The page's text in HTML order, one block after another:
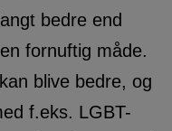
bedre end
fornuftig måde.
blive bedre, og
f.eks. LGBT-